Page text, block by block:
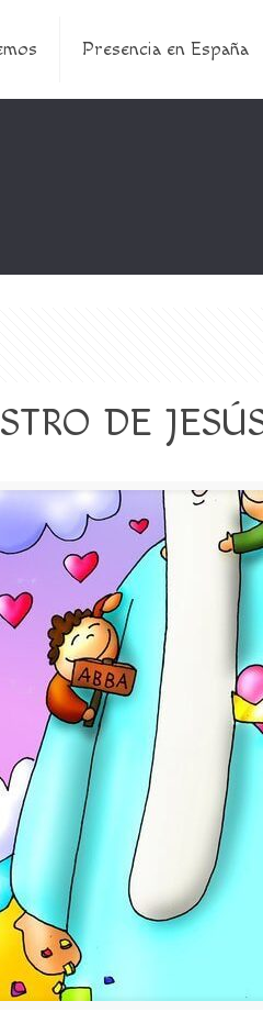
Presencia en España
DE